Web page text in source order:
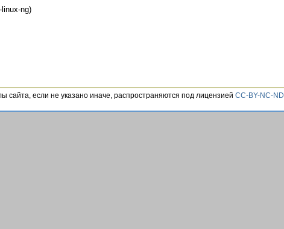
ng)
сайта, если не указано иначе, распространяются под лицензиейCC-BY-NC-ND